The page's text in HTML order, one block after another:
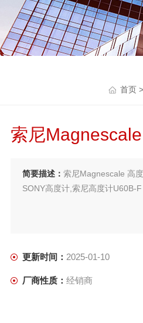
首页 >
索尼
简要描述： 索尼Magnescale 高
SONY高度计,索尼高度计U60B-F
更新时间： 2025-01-10
厂商性质： 经销商